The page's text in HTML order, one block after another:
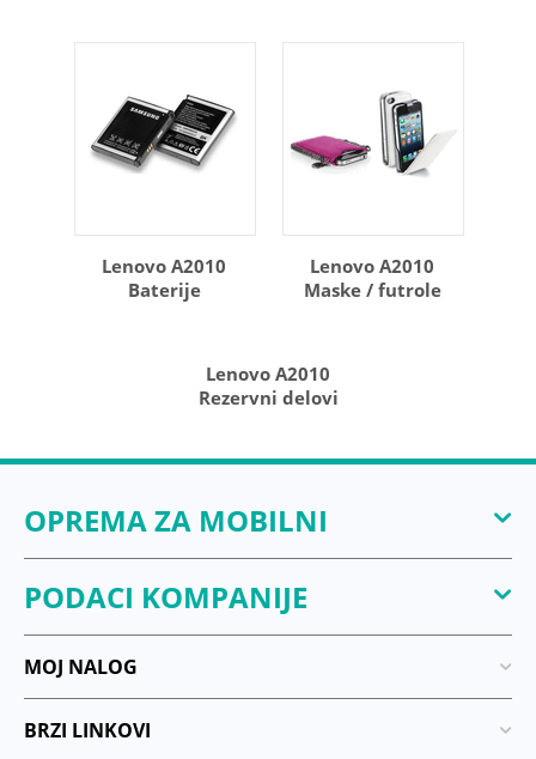
Lenovo A2010
Baterije
Lenovo A2010
Maske / futrole
Lenovo A2010
Rezervni delovi
OPREMA ZA MOBILNI
PODACI KOMPANIJE
MOJ NALOG
BRZI LINKOVI